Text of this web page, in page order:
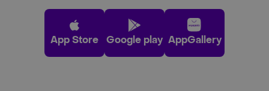
App Store Google play AppGallery